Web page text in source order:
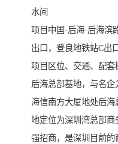
水间
项目中国·后海·后海
出口，登良地铁站C出
项目区位、交通、配套
后海总部基地，与名企
海信南方大厦地处后
地定位为深圳湾总部商
强招商，是深圳目前